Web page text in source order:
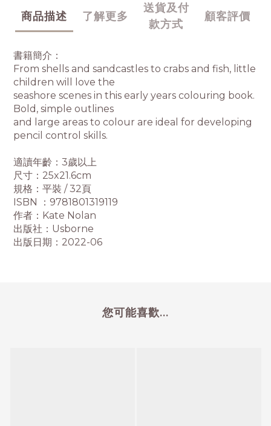
商品描述 了解更多
送貨及付
款方式
顧客評價
書籍簡介：
From shells and sandcastles to crabs and fish, little
children will love the
seashore scenes in this early years colouring book.
Bold, simple outlines
and large areas to colour are ideal for developing
pencil control skills.
適讀年齡：3歲以上
尺寸：25x21.6cm
規格：平裝 / 32頁
ISBN ：9781801319119
作者：Kate Nolan
出版社：Usborne
出版日期：2022-06
您可能喜歡...